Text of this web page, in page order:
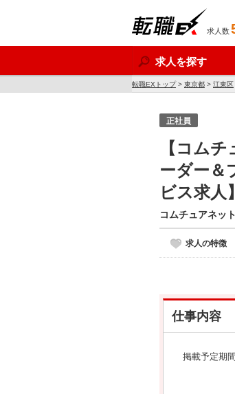
求人数
求人を探す
転職EXトップ> 東京都 > 江東区
正社員
【コム
ーダー＆
ビス求人
コムチュアネッ
求人の特徴
仕事内容
掲載予定期